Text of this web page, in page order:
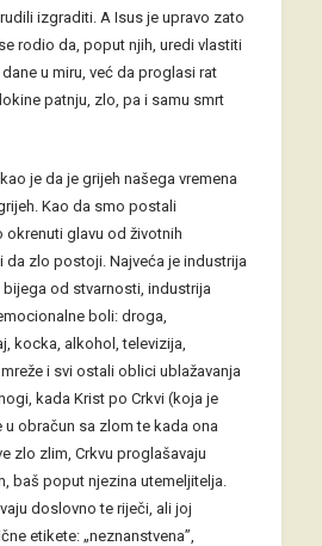
izgraditi. A Isus je upravo zato
rodio da, poput njih, uredi vlastiti
u miru, već da proglasi rat
patnju, zlo, pa i samu smrt
je da je grijeh našega vremena
Kao da smo postali
glavu od životnih
da zlo postoji. Najveća je industrija
od stvarnosti, industrija
boli: droga,
kocka, alkohol, televizija,
i svi ostali oblici ublažavanja
kada Krist po Crkvi (koja je
obračun sa zlom te kada ona
zlo zlim, Crkvu proglašavaju
baš poput njezina utemeljitelja.
doslovno te riječi, ali joj
etikete: „neznanstvena”,